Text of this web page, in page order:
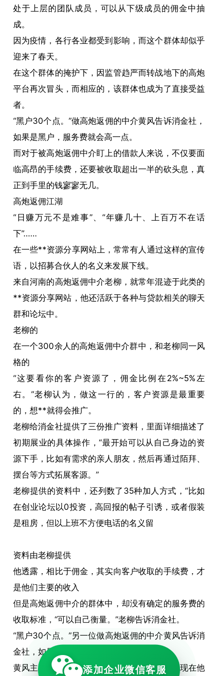
处于上层的团队成员，可以从下级成员的佣金中抽
成。
因为疫情，各行各业都受到影响，而这个群体却似乎
迎来了春天。
在这个群体的掩护下，因监管趋严而转战地下的高炮
平台再次冒头，而相应的，该群体也成为了直接受益
者。
“黑户30个点。”做高炮返佣的中介黄风告诉消金社，
如果是黑户，服务费就会高一点。
而对于被高炮返佣中介盯上的借款人来说，不仅要面
临高昂的手续费，还要被收取超出一半的砍头息，真
正到手里的钱寥寥无几。
高炮返佣江湖
“日赚万元不是难事”、“年赚几十、上百万不在话
下”……
在一些**资源分享网站上，常常有人通过这样的宣传
语，以招募合伙人的名义来发展下线。
来自河南的高炮返佣中介老柳，就常年混迹于此类的
**资源分享网站，他还活跃于各种与贷款相关的聊天
群和论坛中。
老柳的
在一个300余人的高炮返佣中介群中，和老柳同一风
格的
“这要看你的客户资源了，佣金比例在2%~5%左
右。”老柳认为，做这一行的，客户资源是最重要
的，想**就得会推广。
老柳给消金社提供了三份推广资料，里面详细描述了
初期展业的具体操作，“最开始可以从自己身边的资
源下手，比如有需求的亲人朋友，然后再通过陌拜、
摆台等方式拓展客源。”
老柳提供的资料中，还列数了35种加人方式，“比如
在创业论坛以0投资，高回报的帖子引诱，或者假装
是租房，但以上班不方便电话的名义留
资料由老柳提供
他透露，相比于佣金，其实向客户收取的手续费，才
是他们主要的收入
但是高炮返佣中介的群体中，却没有确定的服务费的
收取标准，“可以自己衡量。”老柳告诉消金社。
“黑户30个点。”另一位做高炮返佣的中介黄风告诉消
金社，如果是黑户，服务费就会高一点。
黄风主要做大额的黑户贷款，他告诉消金社，现在他
添加企业微信客服